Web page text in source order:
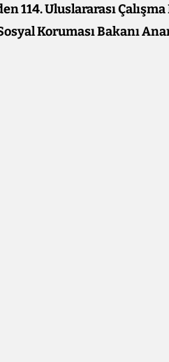
114. Uluslararası Çalışma
Koruması Bakanı